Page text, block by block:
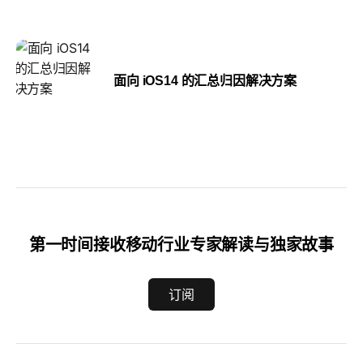
面向 iOS14 的汇总归因解决方案
第一时间接收移动行业专家解读与独家故事
订阅